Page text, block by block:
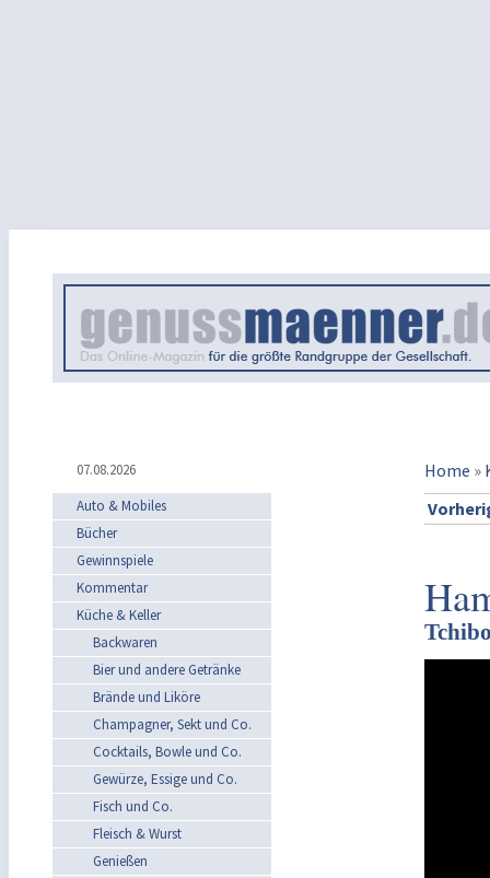
07.08.2026 Home »
Auto & Mobiles
Bücher
Gewinnspiele
Kommentar
Küche & Keller
Backwaren
Bier und andere Getränke
Brände und Liköre
Champagner, Sekt und Co.
Cocktails, Bowle und Co.
Gewürze, Essige und Co.
Fisch und Co.
Fleisch & Wurst
Genießen